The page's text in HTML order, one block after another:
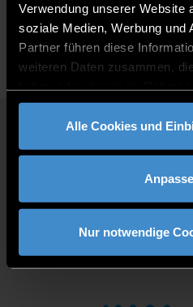
Verwendung unserer Website
soziale Medien, Werbung und
Partner führen diese
weiteren Daten zusammen,
gesammelt haben.
Alle Cookies und
Nur notwendige
QUICKLINKS
FOR BUSINESSES
DIRECTIONS